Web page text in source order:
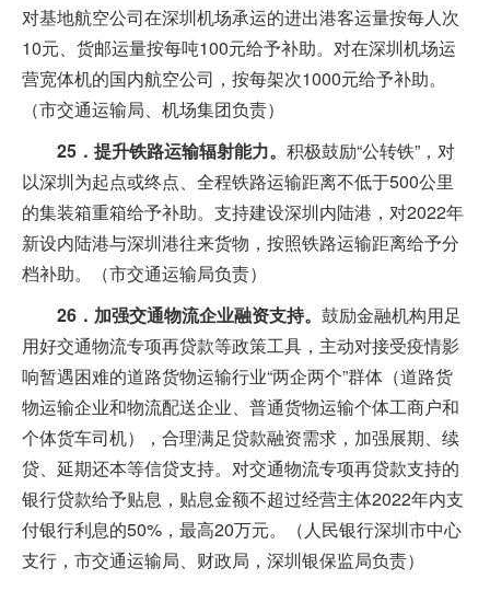
对基地航空公司在深圳机场承运的进出港客运量按每人次
10元、货邮运量按每吨100元给予补助。对在深圳机场运
营宽体机的国内航空公司，按每架次1000元给予补助。
（市交通运输局、机场集团负责）
25．提升铁路运输辐射能力。 积极鼓励“公转铁”，对
以深圳为起点或终点、全程铁路运输距离不低于500公里
的集装箱重箱给予补助。支持建设深圳内陆港，对2022年
新设内陆港与深圳港往来货物，按照铁路运输距离给予分
档补助。（市交通运输局负责）
26．加强交通物流企业融资支持。 鼓励金融机构用足
用好交通物流专项再贷款等政策工具，主动对接受疫情影
响暂遇困难的道路货物运输行业“两企两个”群体（道路货
物运输企业和物流配送企业、普通货物运输个体工商户和
个体货车司机），合理满足贷款融资需求，加强展期、续
贷、延期还本等信贷支持。对交通物流专项再贷款支持的
银行贷款给予贴息，贴息金额不超过经营主体2022年内支
付银行利息的50%，最高20万元。（人民银行深圳市中心
支行，市交通运输局、财政局，深圳银保监局负责）